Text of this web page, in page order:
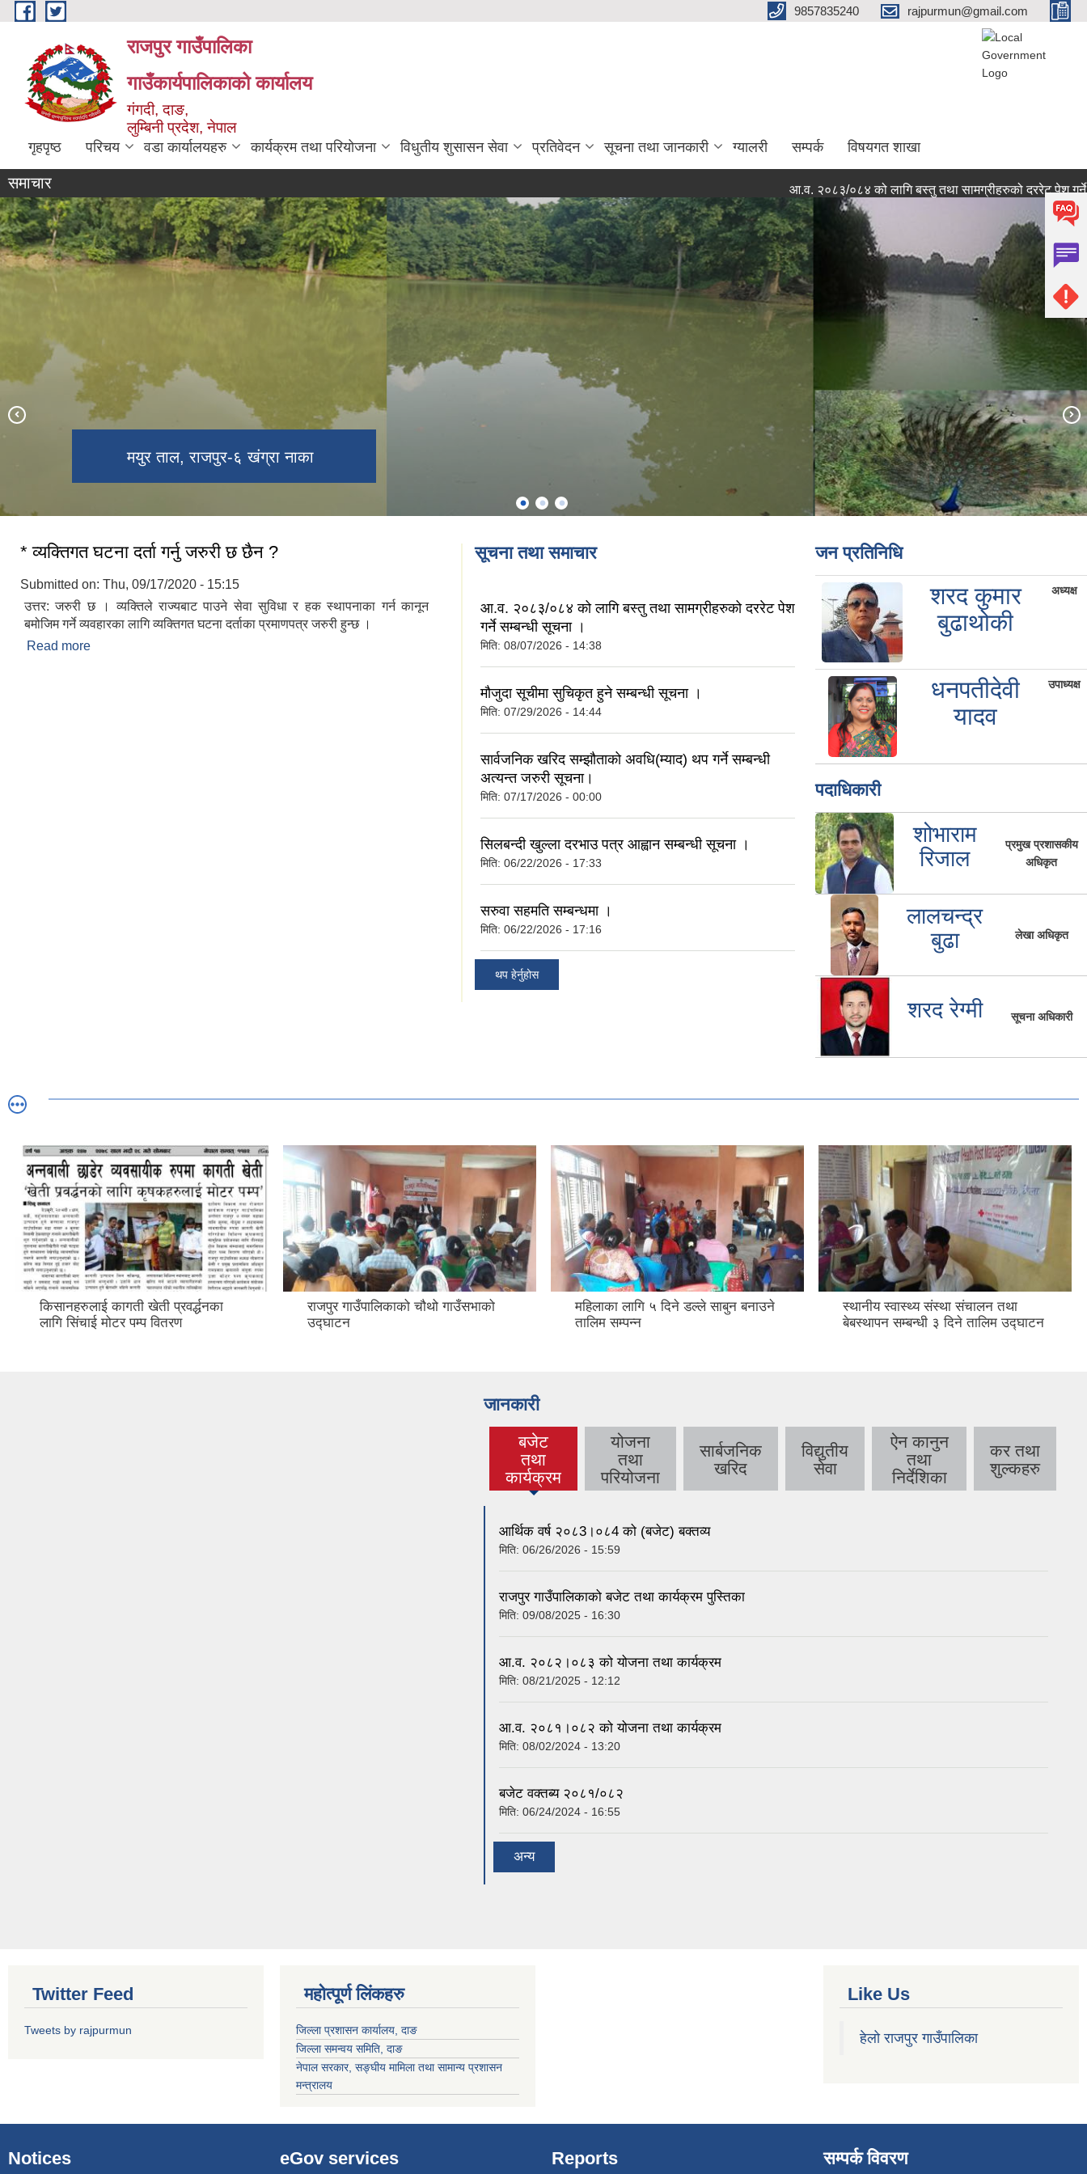
Skip to main content 9857835240 rajpurmun@gmail.com
राजपुर गाउँपालिका
गाउँकार्यपालिकाको कार्यालय
गंगदी, दाङ,
लुम्बिनी प्रदेश, नेपाल
गृहपृष्ठ परिचय वडा कार्यालयहरु कार्यक्रम तथा परियोजना विधुतीय शुसासन सेवा प्रतिवेदन सूचना तथा जानकारी ग्यालरी सम्पर्क विषयगत शाखा
समाचार आ.व. २०८३/०८४ को लागि बस्तु तथा सामग्रीहरुको दररेट पेश गर्ने
मयुर ताल, राजपुर-६ खंग्रा नाका
सुनछहारी झरना, राजपुर-७ सुनपत्री
ऐतिहासिक शिव मन्दिर, राजपुर-३, खरदरिया
* व्यक्तिगत घटना दर्ता गर्नु जरुरी छ छैन ?
Submitted on: Thu, 09/17/2020 - 15:15
उत्तर: जरुरी छ । व्यक्तिले राज्यबाट पाउने सेवा सुविधा र हक स्थापनाका गर्न कानून
बमोजिम गर्ने व्यवहारका लागि व्यक्तिगत घटना दर्ताका प्रमाणपत्र जरुरी हुन्छ ।
Read more
सूचना तथा समाचार
आ.व. २०८३/०८४ को लागि बस्तु तथा सामग्रीहरुको दररेट पेश
गर्ने सम्बन्धी सूचना ।
मिति: 08/07/2026 - 14:38
मौजुदा सूचीमा सुचिकृत हुने सम्बन्धी सूचना ।
मिति: 07/29/2026 - 14:44
सार्वजनिक खरिद सम्झौताको अवधि(म्याद) थप गर्ने सम्बन्धी
अत्यन्त जरुरी सूचना।
मिति: 07/17/2026 - 00:00
सिलबन्दी खुल्ला दरभाउ पत्र आह्वान सम्बन्धी सूचना ।
मिति: 06/22/2026 - 17:33
सरुवा सहमति सम्बन्धमा ।
मिति: 06/22/2026 - 17:16
थप हेर्नुहोस
जन प्रतिनिधि
शरद कुमार
बुढाथोकी
अध्यक्ष
धनपतीदेवी
यादव
उपाध्यक्ष
पदाधिकारी
शोभाराम
रिजाल
प्रमुख प्रशासकीय
अधिकृत
लालचन्द्र
बुढा
लेखा अधिकृत
शरद रेग्मी सूचना अधिकारी
किसानहरुलाई कागती खेती प्रवर्द्धनका
लागि सिंचाई मोटर पम्प वितरण
राजपुर गाउँपालिकाको चौथो गाउँसभाको
उद्घाटन
महिलाका लागि ५ दिने डल्ले साबुन बनाउने
तालिम सम्पन्न
स्थानीय स्वास्थ्य संस्था संचालन तथा
बेबस्थापन सम्बन्धी ३ दिने तालिम उद्घाटन
जानकारी
बजेट
तथा
कार्यक्रम
(active
tab)
योजना
तथा
परियोजना
सार्बजनिक
खरिद
विद्युतीय
सेवा
ऐन कानुन
तथा
निर्देशिका
कर तथा
शुल्कहरु
आर्थिक वर्ष २०८3।०८4 को (बजेट) बक्तव्य
मिति: 06/26/2026 - 15:59
राजपुर गाउँपालिकाको बजेट तथा कार्यक्रम पुस्तिका
मिति: 09/08/2025 - 16:30
आ.व. २०८२।०८३ को योजना तथा कार्यक्रम
मिति: 08/21/2025 - 12:12
आ.व. २०८१।०८२ को योजना तथा कार्यक्रम
मिति: 08/02/2024 - 13:20
बजेट वक्तब्य २०८१/०८२
मिति: 06/24/2024 - 16:55
अन्य
Twitter Feed
Tweets by rajpurmun
महोत्पूर्ण लिंकहरु
जिल्ला प्रशासन कार्यालय, दाङ
जिल्ला समन्वय समिति, दाङ
नेपाल सरकार, सङ्घीय मामिला तथा सामान्य प्रशासन
मन्त्रालय
Like Us
हेलो राजपुर गाउँपालिका
Notices eGov services Reports सम्पर्क विवरण